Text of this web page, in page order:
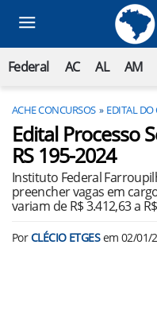
Federal AC AL AM
ACHE CONCURSOS EDITAL DO
Edital Processo
RS 195-2024
Instituto Federal
preencher vagas em
variam de R$ 3.412,63 a
PorCLÉCIO ETGESem 02/01/